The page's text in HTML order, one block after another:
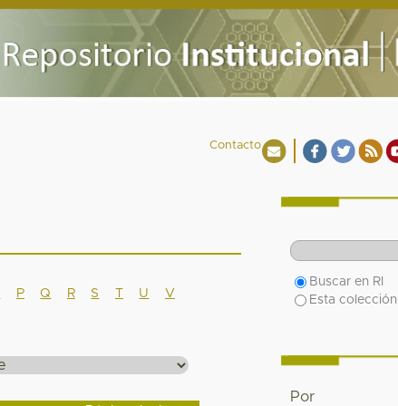
Contacto
P Q R S T U
V
Buscar en RI
Esta colección
Por